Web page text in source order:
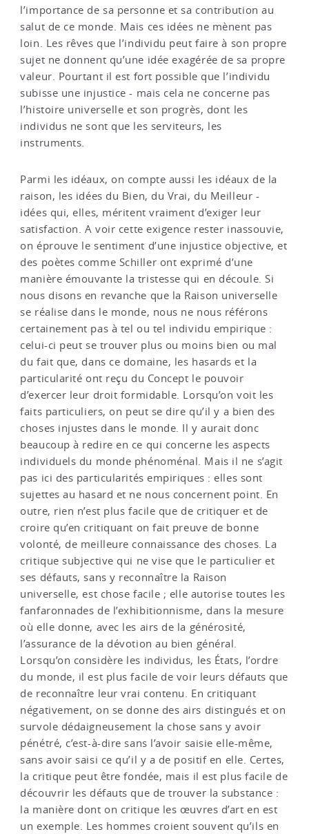
l’importance de sa personne et sa contribution au
salut de ce monde. Mais ces idées ne mènent pas
loin. Les rêves que l’individu peut faire à son propre
sujet ne donnent qu’une idée exagérée de sa propre
valeur. Pourtant il est fort possible que l’individu
subisse une injustice - mais cela ne concerne pas
l’histoire universelle et son progrès, dont les
individus ne sont que les serviteurs, les
instruments.
Parmi les idéaux, on compte aussi les idéaux de la
raison, les idées du Bien, du Vrai, du Meilleur -
idées qui, elles, méritent vraiment d’exiger leur
satisfaction. A voir cette exigence rester inassouvie,
on éprouve le sentiment d’une injustice objective, et
des poètes comme Schiller ont exprimé d’une
manière émouvante la tristesse qui en découle. Si
nous disons en revanche que la Raison universelle
se réalise dans le monde, nous ne nous référons
certainement pas à tel ou tel individu empirique :
celui-ci peut se trouver plus ou moins bien ou mal
du fait que, dans ce domaine, les hasards et la
particularité ont reçu du Concept le pouvoir
d’exercer leur droit formidable. Lorsqu’on voit les
faits particuliers, on peut se dire qu’il y a bien des
choses injustes dans le monde. Il y aurait donc
beaucoup à redire en ce qui concerne les aspects
individuels du monde phénoménal. Mais il ne s’agit
pas ici des particularités empiriques : elles sont
sujettes au hasard et ne nous concernent point. En
outre, rien n’est plus facile que de critiquer et de
croire qu’en critiquant on fait preuve de bonne
volonté, de meilleure connaissance des choses. La
critique subjective qui ne vise que le particulier et
ses défauts, sans y reconnaître la Raison
universelle, est chose facile ; elle autorise toutes les
fanfaronnades de l’exhibitionnisme, dans la mesure
où elle donne, avec les airs de la générosité,
l’assurance de la dévotion au bien général.
Lorsqu’on considère les individus, les États, l’ordre
du monde, il est plus facile de voir leurs défauts que
de reconnaître leur vrai contenu. En critiquant
négativement, on se donne des airs distingués et on
survole dédaigneusement la chose sans y avoir
pénétré, c’est-à-dire sans l’avoir saisie elle-même,
sans avoir saisi ce qu’il y a de positif en elle. Certes,
la critique peut être fondée, mais il est plus facile de
découvrir les défauts que de trouver la substance :
la manière dont on critique les œuvres d’art en est
un exemple. Les hommes croient souvent qu’ils en